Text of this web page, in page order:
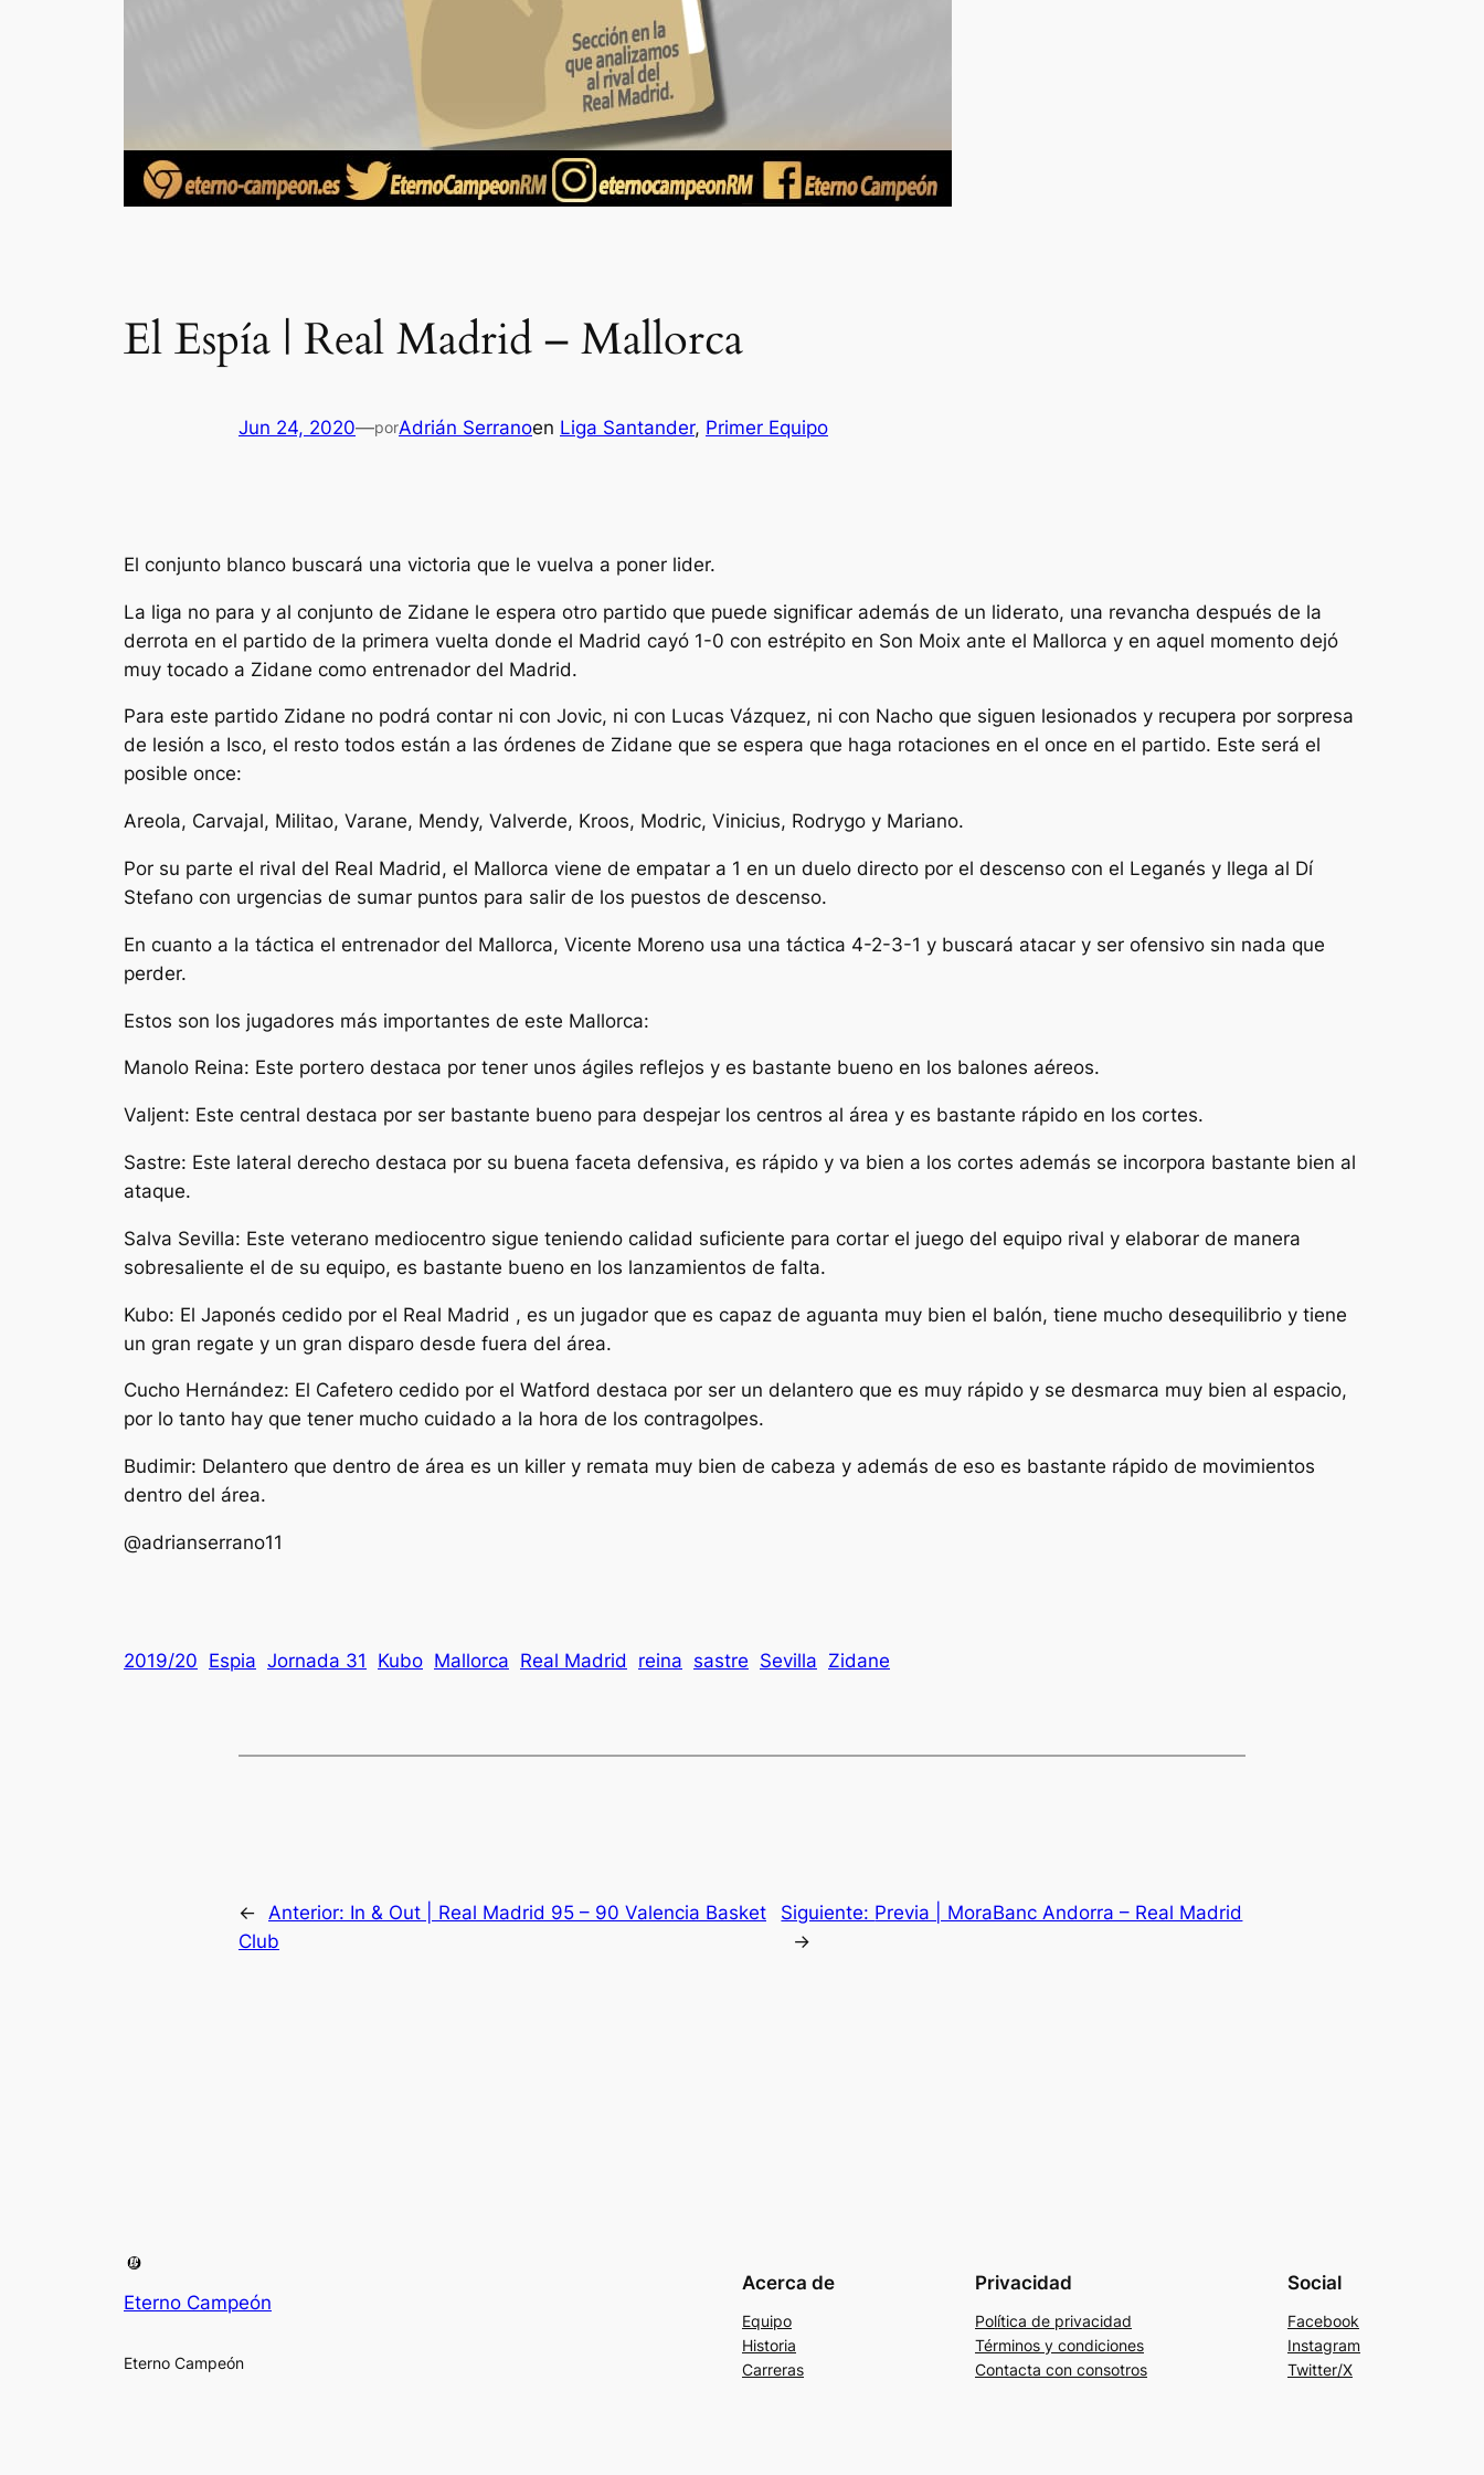
El Espía | Real Madrid – Mallorca
Jun 24, 2020—porAdrián Serranoen Liga Santander, Primer Equipo
El conjunto blanco buscará una victoria que le vuelva a poner lider.
La liga no para y al conjunto de Zidane le espera otro partido que puede significar además de un liderato, una revancha después de la
derrota en el partido de la primera vuelta donde el Madrid cayó 1-0 con estrépito en Son Moix ante el Mallorca y en aquel momento dejó
muy tocado a Zidane como entrenador del Madrid.
Para este partido Zidane no podrá contar ni con Jovic, ni con Lucas Vázquez, ni con Nacho que siguen lesionados y recupera por sorpresa
de lesión a Isco, el resto todos están a las órdenes de Zidane que se espera que haga rotaciones en el once en el partido. Este será el
posible once:
Areola, Carvajal, Militao, Varane, Mendy, Valverde, Kroos, Modric, Vinicius, Rodrygo y Mariano.
Por su parte el rival del Real Madrid, el Mallorca viene de empatar a 1 en un duelo directo por el descenso con el Leganés y llega al Dí
Stefano con urgencias de sumar puntos para salir de los puestos de descenso.
En cuanto a la táctica el entrenador del Mallorca, Vicente Moreno usa una táctica 4-2-3-1 y buscará atacar y ser ofensivo sin nada que
perder.
Estos son los jugadores más importantes de este Mallorca:
Manolo Reina: Este portero destaca por tener unos ágiles reflejos y es bastante bueno en los balones aéreos.
Valjent: Este central destaca por ser bastante bueno para despejar los centros al área y es bastante rápido en los cortes.
Sastre: Este lateral derecho destaca por su buena faceta defensiva, es rápido y va bien a los cortes además se incorpora bastante bien al
ataque.
Salva Sevilla: Este veterano mediocentro sigue teniendo calidad suficiente para cortar el juego del equipo rival y elaborar de manera
sobresaliente el de su equipo, es bastante bueno en los lanzamientos de falta.
Kubo: El Japonés cedido por el Real Madrid , es un jugador que es capaz de aguanta muy bien el balón, tiene mucho desequilibrio y tiene
un gran regate y un gran disparo desde fuera del área.
Cucho Hernández: El Cafetero cedido por el Watford destaca por ser un delantero que es muy rápido y se desmarca muy bien al espacio,
por lo tanto hay que tener mucho cuidado a la hora de los contragolpes.
Budimir: Delantero que dentro de área es un killer y remata muy bien de cabeza y además de eso es bastante rápido de movimientos
dentro del área.
@adrianserrano11
2019/20 Espia Jornada 31 Kubo Mallorca Real Madrid reina sastre Sevilla Zidane
← Anterior: In & Out | Real Madrid 95 – 90 Valencia Basket
Club
Siguiente: Previa | MoraBanc Andorra – Real Madrid
→
Eterno Campeón
Eterno Campeón
Acerca de
Equipo
Historia
Carreras
Privacidad
Política de privacidad
Términos y condiciones
Contacta con consotros
Social
Facebook
Instagram
Twitter/X